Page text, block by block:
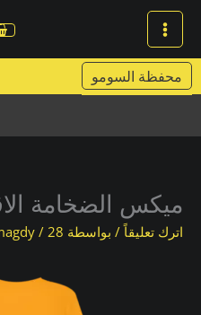
تخطي
المحتوى
محفظة السومو
ميكس الضخامة
اترك تعليقاً / بواسطة / 28 أبريل، 2022